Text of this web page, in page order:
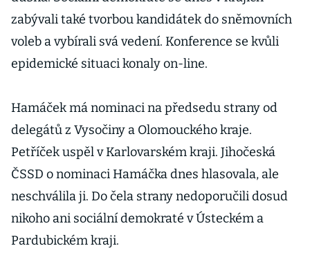
zabývali také tvorbou kandidátek do sněmovních
voleb a vybírali svá vedení. Konference se kvůli
epidemické situaci konaly on-line.
Hamáček má nominaci na předsedu strany od
delegátů z Vysočiny a Olomouckého kraje.
Petříček uspěl v Karlovarském kraji. Jihočeská
ČSSD o nominaci Hamáčka dnes hlasovala, ale
neschválila ji. Do čela strany nedoporučili dosud
nikoho ani sociální demokraté v Ústeckém a
Pardubickém kraji.